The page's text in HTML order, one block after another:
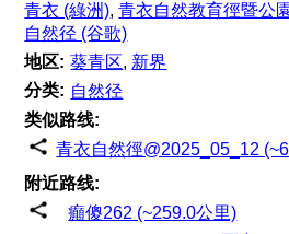
青衣 (綠洲),青衣自然教育徑暨公
自然径 (谷歌)
地区: 葵青区, 新界
分类: 自然径
类似路线:
青衣自然徑@2025_05_12
附近路线:
癲傻262 (~259.0公里)